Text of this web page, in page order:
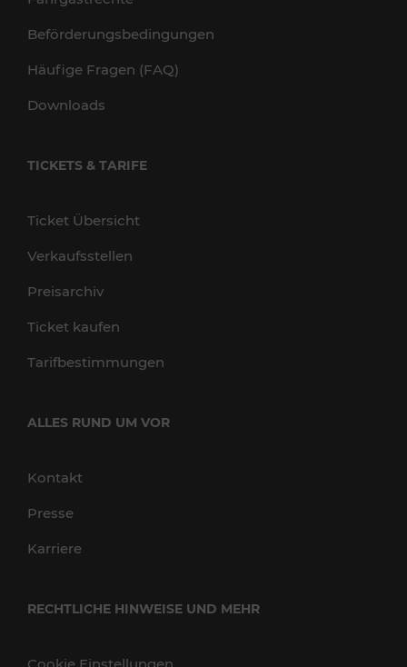
Beförderungsbedingungen
Häufige Fragen (FAQ)
Downloads
TICKETS & TARIFE
Ticket Übersicht
Verkaufsstellen
Preisarchiv
Ticket kaufen
Tarifbestimmungen
ALLES RUND UM VOR
Kontakt
Presse
Karriere
RECHTLICHE HINWEISE UND MEHR